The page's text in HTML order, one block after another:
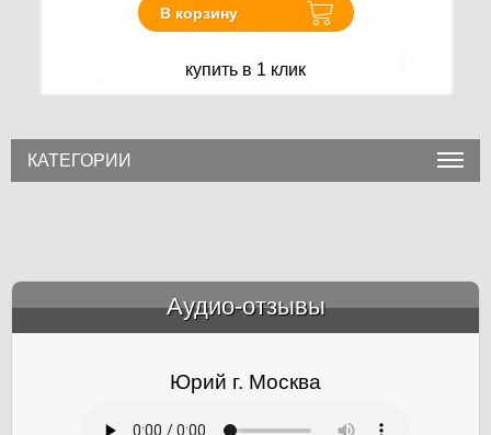
В корзину
купить в 1 клик
КАТЕГОРИИ
Аудио-отзывы
Юрий г. Москва